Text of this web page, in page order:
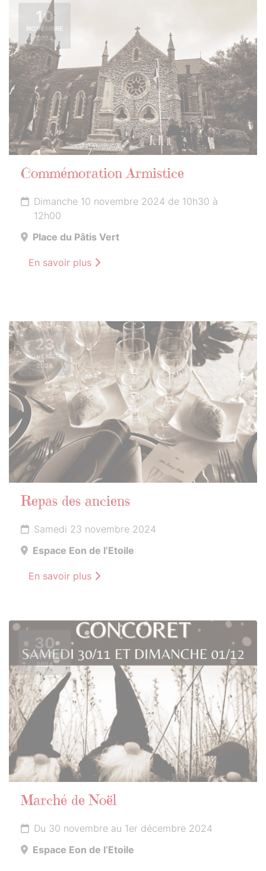
10
NOVEMBRE
2024
Commémoration Armistice
Dimanche 10 novembre 2024 de 10h30 à
12h00
Place du Pâtis Vert
En savoir plus
23
NOVEMBRE
2024
Repas des anciens
Samedi 23 novembre 2024
Espace Eon de l’Etoile
En savoir plus
30
NOVEMBRE
2024
Marché de Noël
Du 30 novembre au 1er décembre 2024
Espace Eon de l’Etoile